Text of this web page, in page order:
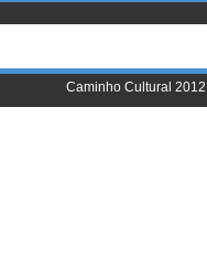
Caminho Cultural